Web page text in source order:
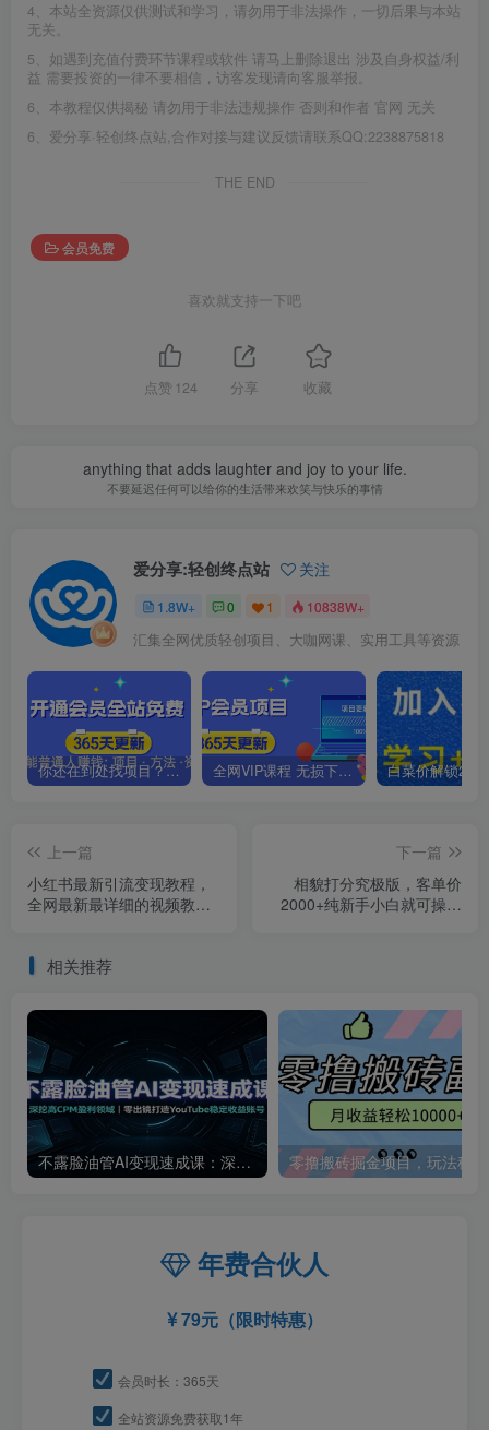
4、本站全资源仅供测试和学习，请勿用于非法操作，一切后果与本站
无关。
5、如遇到充值付费环节课程或软件 请马上删除退出 涉及自身权益/利
益 需要投资的一律不要相信，访客发现请向客服举报。
6、本教程仅供揭秘 请勿用于非法违规操作 否则和作者 官网 无关
6、爱分享·轻创终点站,合作对接与建议反馈请联系QQ:2238875818
THE END
会员免费
喜欢就支持一下吧
点赞 124 分享 收藏
anything that adds laughter and joy to your life.
不要延迟任何可以给你的生活带来欢笑与快乐的事情
爱分享:轻创终点站 关注
1.8W+ 0 1 10838W+
汇集全网优质轻创项目、大咖网课、实用工具等资源
你还在到处找项目？还在当韭菜？我靠卖项目一个月收入5万+，曾经我也是个失败者。 全网VIP课程 无损下载~.~
上一篇
小红书最新引流变现教程，
全网最新最详细的视频教程
下一篇
相貌打分究极版，客单价
2000+纯新手小白就可操作
相关推荐
不露脸油管AI变现速成课：深挖高CPM盈利领域，零出镜打造YouTube稳定收益账号
年费合伙人
79元（限时特惠）
会员时长：365天
全站资源免费获取1年